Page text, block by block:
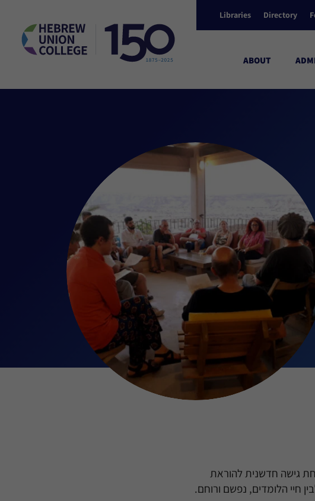
Libraries Directory
ABOUT
גישה חדשנית להוראת
חיי הלומדים, נפשם ורוחם.